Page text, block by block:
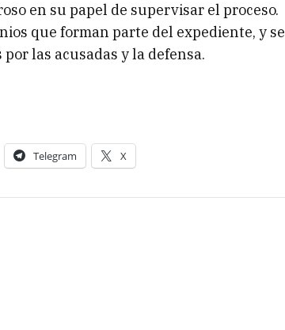
en su papel de supervisar el proceso.
que forman parte del expediente, y se
las acusadas y la defensa.
Telegram X